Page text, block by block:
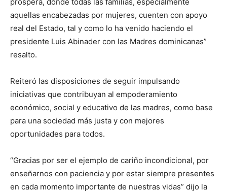
aquellas encabezadas por mujeres, cuenten con apoyo
real del Estado, tal y como lo ha venido haciendo el
presidente Luis Abinader con las Madres dominicanas”
resalto.
Reiteró las disposiciones de seguir impulsando
iniciativas que contribuyan al empoderamiento
económico, social y educativo de las madres, como base
para una sociedad más justa y con mejores
oportunidades para todos.
“Gracias por ser el ejemplo de cariño incondicional, por
enseñarnos con paciencia y por estar siempre presentes
en cada momento importante de nuestras vidas” dijo la